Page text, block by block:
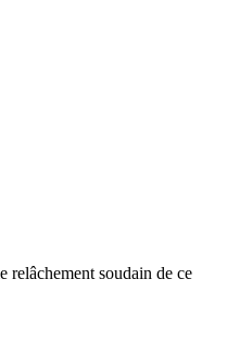
relâchement soudain de ce